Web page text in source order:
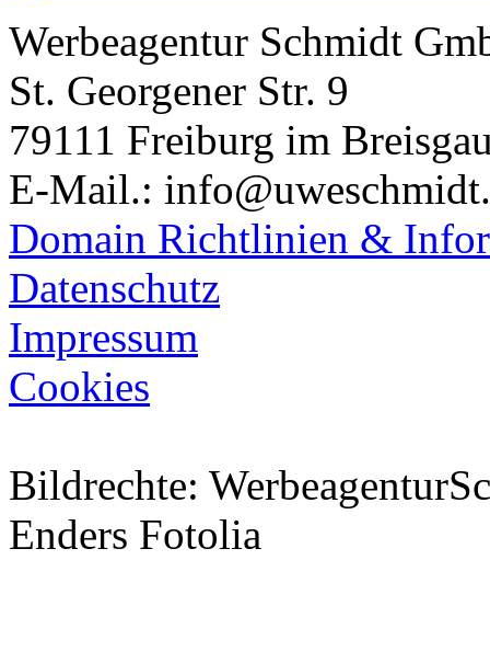
Werbeagentur Schmidt
St. Georgener Str. 9
79111 Freiburg im
E-Mail.:
Domain Richtlinien &
Datenschutz
Impressum
Cookies
Bildrechte:
Enders Fotolia